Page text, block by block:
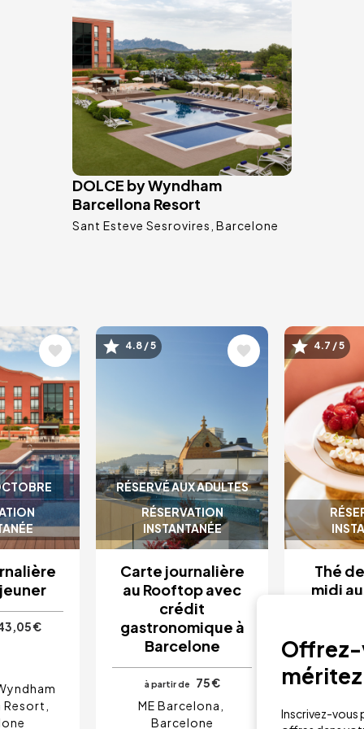
DOLCE by Wyndham
Barcellona Resort
Sant Esteve Sesrovires Barcelone
€
Resort
RÉSERVÉ AUX ADULTES
RÉSERVATION
INSTANTANÉE
Image
4.8 / 5
Carte journalière
au Rooftop avec
crédit
gastronomique à
Barcelone
à partir de
75 €
ME Barcelona
Barcelone
Image
4.7 / 5
Thé
midi
à
Offrez-
Inscrivez-vous